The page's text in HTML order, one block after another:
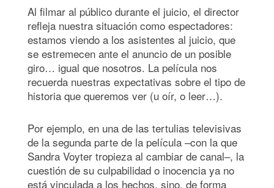
Al filmar al público durante el juicio, el director
refleja nuestra situación como espectadores:
estamos viendo a los asistentes al juicio, que
se estremecen ante el anuncio de un posible
giro… igual que nosotros. La película nos
recuerda nuestras expectativas sobre el tipo de
historia que queremos ver (u oír, o leer…).
Por ejemplo, en una de las tertulias televisivas
de la segunda parte de la película –con la que
Sandra Voyter tropieza al cambiar de canal–, la
cuestión de su culpabilidad o inocencia ya no
está vinculada a los hechos, sino, de forma